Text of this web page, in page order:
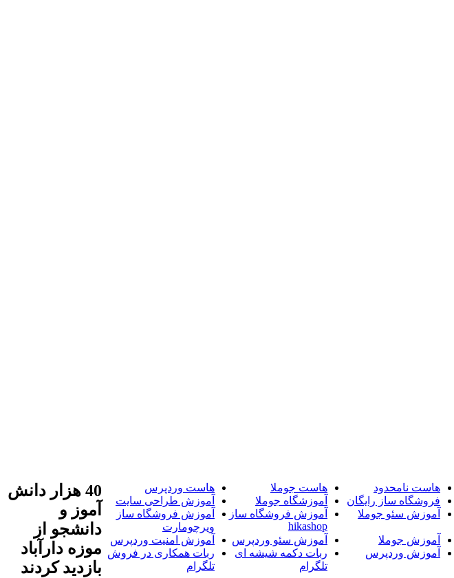
هاست نامحدود هاست جوملا
هاست وردپرس
فروشگاه ساز رایگان آموزشگاه جوملا
آموزش طراحی سایت
آموزش سئو جوملا
آموزش فروشگاه ساز
hikashop
آموزش فروشگاه ساز
ویرچومارت
آموزش جوملا آموزش سئو وردپرس
آموزش امنیت وردپرس
آموزش وردپرس
ربات دکمه شیشه ای
تلگرام
ربات همکاری در فروش
تلگرام
40 هزار دانش
آموز و
دانشجو از
موزه دارآباد
بازديد کردند